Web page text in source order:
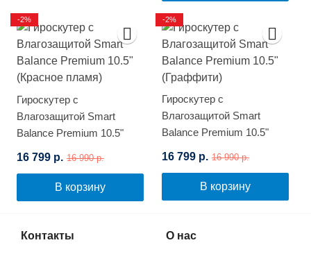
Гироскутер с
Влагозащитой Smart
Balance Premium 10.5"
16 799 р. 16 990 р.
В корзину
-2%
Гироскутер с
Влагозащитой Smart
Balance Premium 10.5"
16 799 р. 16 990 р.
В корзину
-2%
Контакты О нас